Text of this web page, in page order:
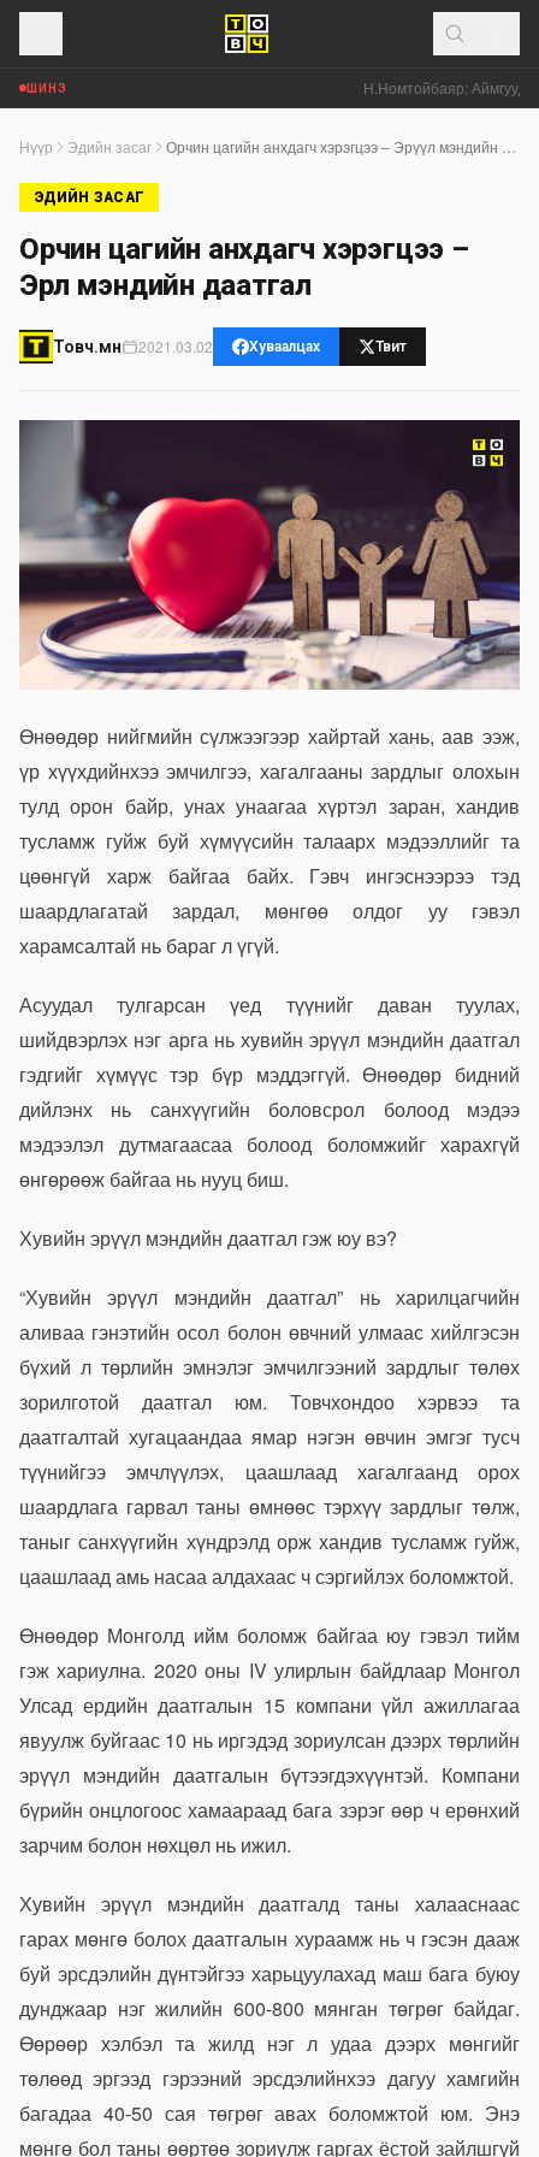
ШИНЭ Н.Номтойбаяр:
Нүүр Эдийн засаг
ЭДИЙН ЗАСАГ
Орчин цагийн анхдагч хэрэгцээ –
Эрүүл мэндийн даатгал
Товч.мн 2021.03.02 Хуваалцах Твит
Өнөөдөр нийгмийн сүлжээгээр хайртай хань, аав ээж,
үр хүүхдийнхээ эмчилгээ, хагалгааны зардлыг олохын
тулд орон байр, унах унаагаа хүртэл заран, хандив
тусламж гуйж буй хүмүүсийн талаарх мэдээллийг та
цөөнгүй харж байгаа байх. Гэвч ингэснээрээ тэд
шаардлагатай зардал, мөнгөө олдог уу гэвэл
харамсалтай нь бараг л үгүй.
Асуудал тулгарсан үед түүнийг даван туулах,
шийдвэрлэх нэг арга нь хувийн эрүүл мэндийн даатгал
гэдгийг хүмүүс тэр бүр мэддэггүй. Өнөөдөр бидний
дийлэнх нь санхүүгийн боловсрол болоод мэдээ
мэдээлэл дутмагаасаа болоод боломжийг харахгүй
өнгөрөөж байгаа нь нууц биш.
Хувийн эрүүл мэндийн даатгал гэж юу вэ?
“Хувийн эрүүл мэндийн даатгал” нь харилцагчийн
аливаа гэнэтийн осол болон өвчний улмаас хийлгэсэн
бүхий л төрлийн эмнэлэг эмчилгээний зардлыг төлөх
зорилготой даатгал юм. Товчхондоо хэрвээ та
даатгалтай хугацаандаа ямар нэгэн өвчин эмгэг тусч
түүнийгээ эмчлүүлэх, цаашлаад хагалгаанд орох
шаардлага гарвал таны өмнөөс тэрхүү зардлыг төлж,
таныг санхүүгийн хүндрэлд орж хандив тусламж гуйж,
цаашлаад амь насаа алдахаас ч сэргийлэх боломжтой.
Өнөөдөр Монголд ийм боломж байгаа юу гэвэл тийм
гэж хариулна. 2020 оны IV улирлын байдлаар Монгол
Улсад ердийн даатгалын 15 компани үйл ажиллагаа
явуулж буйгаас 10 нь иргэдэд зориулсан дээрх төрлийн
эрүүл мэндийн даатгалын бүтээгдэхүүнтэй. Компани
бүрийн онцлогоос хамаараад бага зэрэг өөр ч ерөнхий
зарчим болон нөхцөл нь ижил.
Хувийн эрүүл мэндийн даатгалд таны халааснаас
гарах мөнгө болох даатгалын хураамж нь ч гэсэн дааж
буй эрсдэлийн дүнтэйгээ харьцуулахад маш бага буюу
дунджаар нэг жилийн 600-800 мянган төгрөг байдаг.
Өөрөөр хэлбэл та жилд нэг л удаа дээрх мөнгийг
төлөөд эргээд гэрээний эрсдэлийнхээ дагуу хамгийн
багадаа 40-50 сая төгрөг авах боломжтой юм. Энэ
мөнгө бол таны өөртөө зориулж гаргах ёстой зайлшгүй